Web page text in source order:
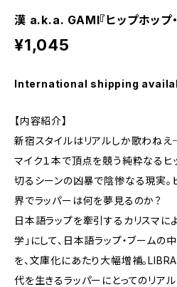
漢 a.k.a. GAMI『ヒップホップ
¥1,045
International shipping
【内容紹介】
新宿スタイルはリアルしか歌わね
マイク１本で頂点を競う純粋なるヒ
切るシーンの凶暴で陰惨なる現実。
界でラッパーは何を夢見るのか？
日本語ラップを牽引するカリスマに
学」にして、日本語ラップ・ブーム
を、文庫化にあたり大幅増補。
代を生きるラッパーにとってのリアル